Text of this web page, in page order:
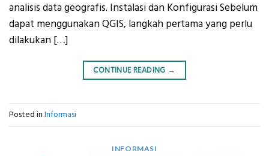
analisis data geografis. Instalasi dan Konfigurasi Sebelum
dapat menggunakan QGIS, langkah pertama yang perlu
dilakukan […]
CONTINUE READING →
Posted in Informasi
INFORMASI